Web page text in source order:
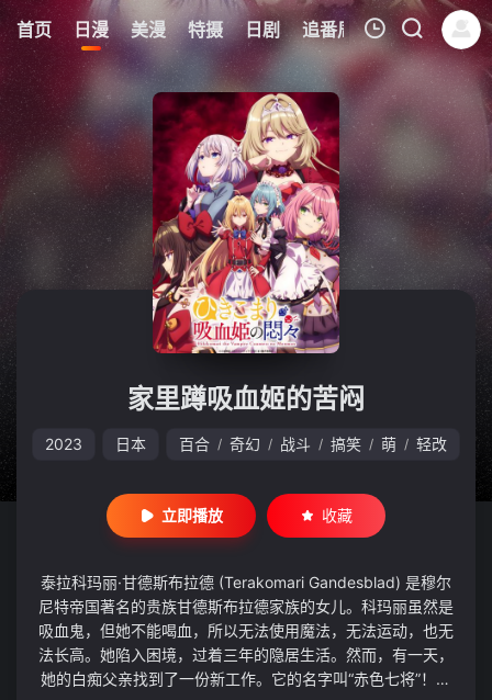
首页 日漫 美漫 特摄 日剧 追番周表 今日更新
6
我的观影记录
暂无观看影片的记录
家里蹲吸血姬的苦闷
2023 日本 百合 / 奇幻 / 战斗 / 搞笑 / 萌 / 轻改
立即播放 收藏
泰拉科玛丽·甘德斯布拉德 (Terakomari Gandesblad) 是穆尔
尼特帝国著名的贵族甘德斯布拉德家族的女儿。科玛丽虽然是
吸血鬼，但她不能喝血，所以无法使用魔法，无法运动，也无
法长高。她陷入困境，过着三年的隐居生活。然而，有一天，
她的白痴父亲找到了一份新工作。它的名字叫“赤色七将”！本